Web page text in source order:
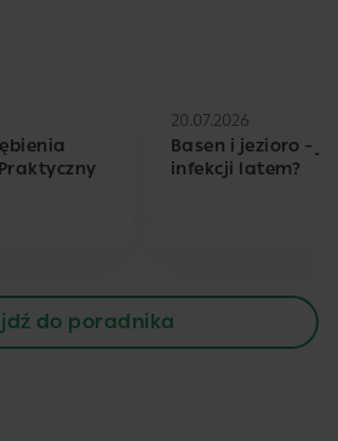
20.07.2026
Basen i jezioro –
infekcji latem?
do poradnika